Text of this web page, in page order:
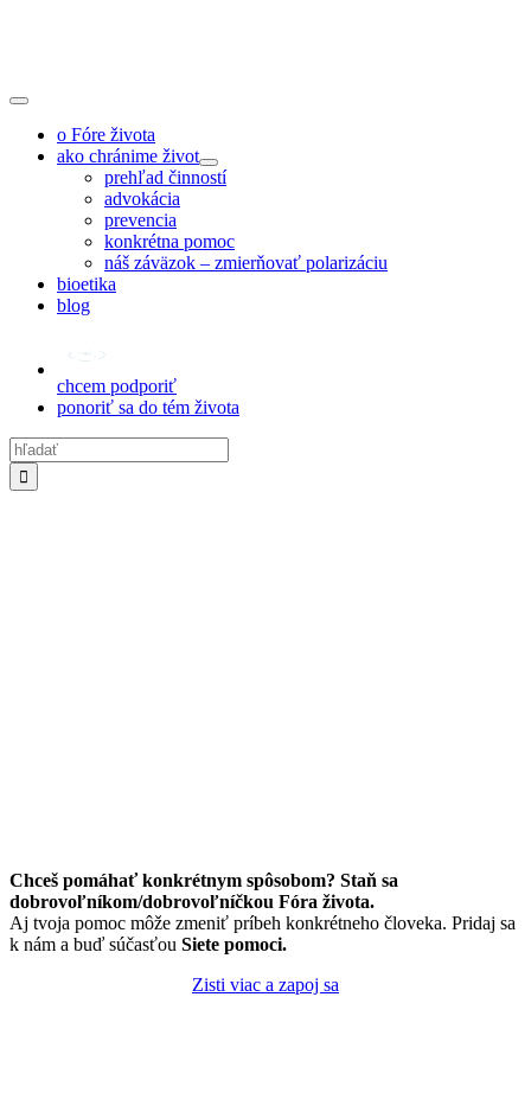
Toggle
Navigationo Fóre života
ako chránime život
prehľad činností
advokácia
prevencia
konkrétna pomoc
náš záväzok – zmierňovať polarizáciu
bioetika
blog
chcem podporiť
ponoriť sa do tém života
Hľadať:
Chceš pomáhať konkrétnym spôsobom? Staň sa
dobrovoľníkom/dobrovoľníčkou Fóra života.
Aj tvoja pomoc môže zmeniť príbeh konkrétneho človeka. Pridaj sa
k nám a buď súčasťou Siete pomoci.
Zisti viac a zapoj sa